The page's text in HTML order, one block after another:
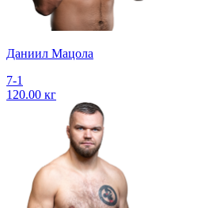
Даниил Мацола
7-1
120.00 кг